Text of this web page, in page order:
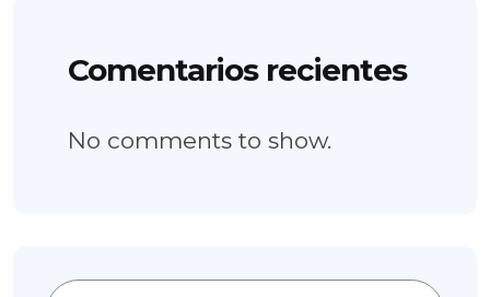
Comentarios recientes
No comments to show.